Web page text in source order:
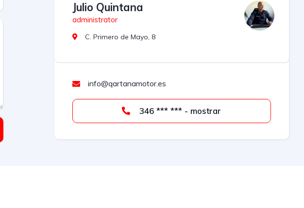
Julio Quintana
administrator
C. Primero de Mayo, 8
info@qartanamotor.es
346 *** *** - mostrar